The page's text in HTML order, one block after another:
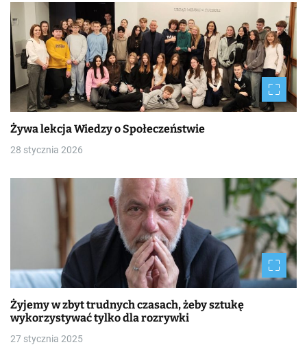
Żywa lekcja Wiedzy o Społeczeństwie
28 stycznia 2026
Żyjemy w zbyt trudnych czasach, żeby sztukę
wykorzystywać tylko dla rozrywki
27 stycznia 2025